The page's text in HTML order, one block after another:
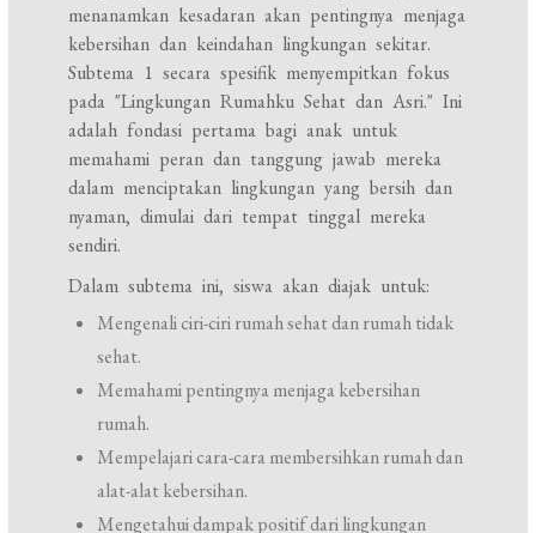
menanamkan kesadaran akan pentingnya menjaga
kebersihan dan keindahan lingkungan sekitar.
Subtema 1 secara spesifik menyempitkan fokus
pada "Lingkungan Rumahku Sehat dan Asri." Ini
adalah fondasi pertama bagi anak untuk
memahami peran dan tanggung jawab mereka
dalam menciptakan lingkungan yang bersih dan
nyaman, dimulai dari tempat tinggal mereka
sendiri.
Dalam subtema ini, siswa akan diajak untuk:
Mengenali ciri-ciri rumah sehat dan rumah tidak
sehat.
Memahami pentingnya menjaga kebersihan
rumah.
Mempelajari cara-cara membersihkan rumah dan
alat-alat kebersihan.
Mengetahui dampak positif dari lingkungan